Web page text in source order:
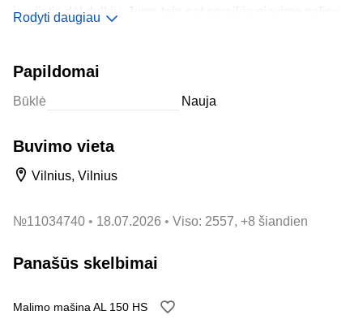
jaudintis dėl dulkių. Jums taip pat nereikia pjovimo galios.
plotis 220 mm, svoris 2 kg
Rodyti daugiau
Papildomai
Būklė Nauja
Buvimo vieta
Vilnius, Vilnius
№11034740 18.07.2026 Viso: 2557, +8 šiandien
Panašūs skelbimai
Malimo mašina AL 150 HS